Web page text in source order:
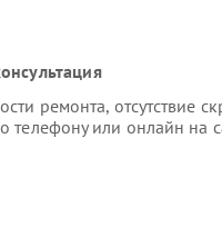
ремонта, отсутствие
телефону или онлайн на